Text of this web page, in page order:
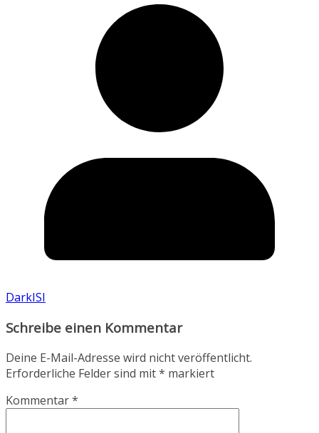
DarkISI
Schreibe einen Kommentar
Deine E-Mail-Adresse wird nicht veröffentlicht.
Erforderliche Felder sind mit* markiert
Kommentar*